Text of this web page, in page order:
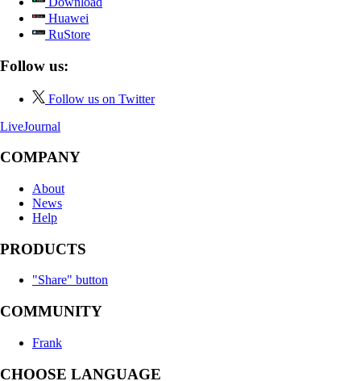
Huawei
RuStore
Follow us:
Follow us on Twitter
LiveJournal
COMPANY
About
News
Help
PRODUCTS
"Share" button
COMMUNITY
Frank
CHOOSE LANGUAGE